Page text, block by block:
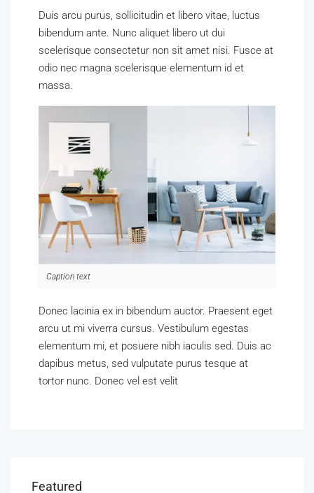
Duis arcu purus, sollicitudin et libero vitae, luctus
bibendum ante. Nunc aliquet libero ut dui
scelerisque consectetur non sit amet nisi. Fusce at
odio nec magna scelerisque elementum id et
massa.
Caption text
Donec lacinia ex in bibendum auctor. Praesent eget
arcu ut mi viverra cursus. Vestibulum egestas
elementum mi, et posuere nibh iaculis sed. Duis ac
dapibus metus, sed vulputate purus tesque at
tortor nunc. Donec vel est velit
Featured